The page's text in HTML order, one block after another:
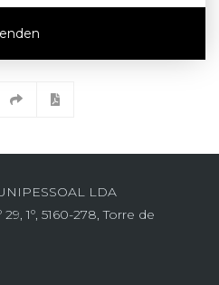
LDA
1º, 5160-278, Torre de